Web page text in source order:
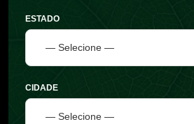
ESTADO
CIDADE